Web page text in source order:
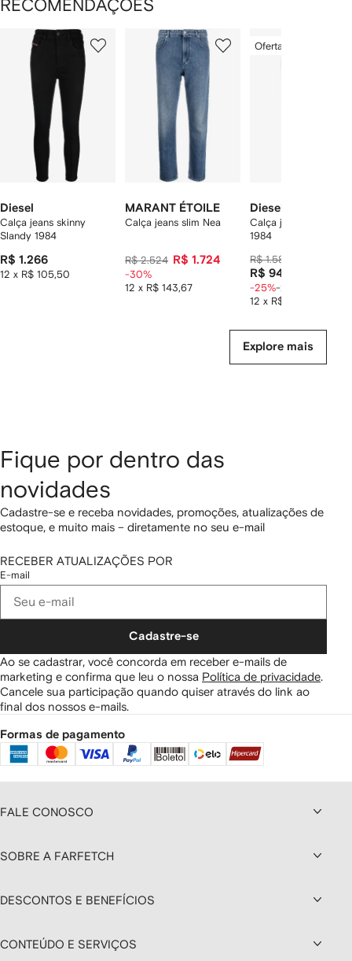
RECOMENDAÇÕES
Diesel
Calça jeans skinny
Slandy 1984
R$ 1.266
12 x R$ 105,50
MARANT ÉTOILE
Calça jeans slim Nea
R$ 2.524 R$ 1.724
12 x R$ 143,67
-30%
de
Diesel
Calça jeans Slandy-
1984
R$ 1.588
R$ 946
12 x R$ 78,83
-25%-20%
Explore mais
Fique por dentro das
novidades
Cadastre-se e receba novidades, promoções, atualizações de
estoque, e muito mais – diretamente no seu e-mail
RECEBER ATUALIZAÇÕES POR
E-mail
Cadastre-se
Ao se cadastrar, você concorda em receber e-mails de
marketing e confirma que leu o nossa Política de privacidade
Cancele sua participação quando quiser através do link ao
final dos nossos e-mails.
Formas de pagamento
FALE CONOSCO
SOBRE A FARFETCH
DESCONTOS E BENEFÍCIOS
CONTEÚDO E SERVIÇOS